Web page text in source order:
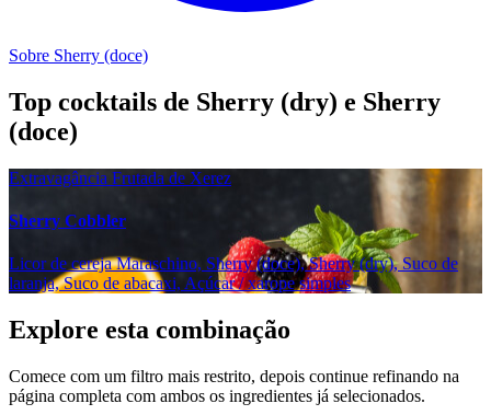
Sobre Sherry (doce)
Top cocktails de Sherry (dry) e Sherry
(doce)
Extravagância Frutada de Xerez
Sherry Cobbler
Licor de cereja Maraschino, Sherry (doce), Sherry (dry), Suco de
laranja, Suco de abacaxi, Açúcar / xarope simples
Explore esta combinação
Comece com um filtro mais restrito, depois continue refinando na
página completa com ambos os ingredientes já selecionados.